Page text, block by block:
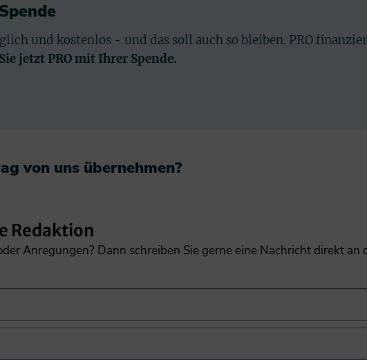
und kostenlos - und das soll auch so bleiben. PRO
jetzt PRO mit Ihrer Spende.
von uns übernehmen?​
Redaktion
Anregungen? Dann schreiben Sie gerne eine Nachricht direkt an